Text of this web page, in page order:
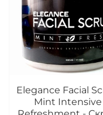
Elegance Facial
Mint Intensive